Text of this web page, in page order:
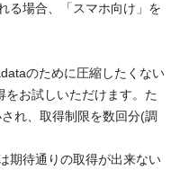
る場合、「スマホ向け」を
のために圧縮したくない
お試しいただけます。た
れ、取得制限を数回分(調
期待通りの取得が出来ない